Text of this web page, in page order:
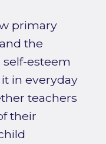
primary
the
self-esteem
in everyday
teachers
their